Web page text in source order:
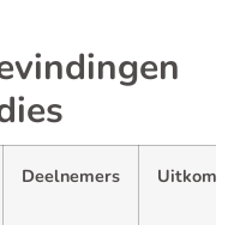
Deelnemers